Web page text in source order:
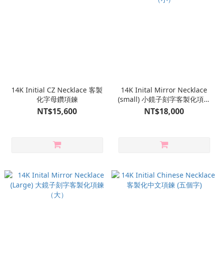
14K Initial CZ Necklace 客製
化字母鑽項鍊
NT$15,600
14K Inital Mirror Necklace
(small) 小鏡子刻字客製化項鍊
（小）
NT$18,000